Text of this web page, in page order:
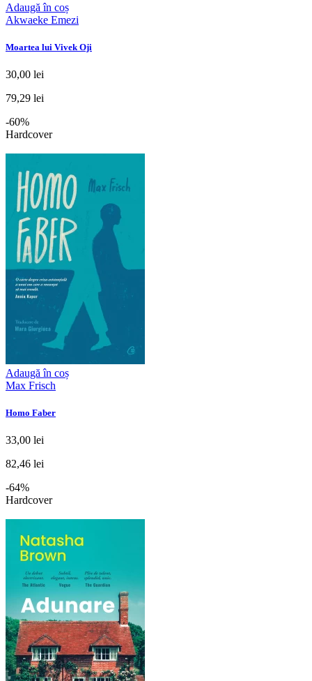
Adaugă în coș
Akwaeke Emezi
Moartea lui Vivek Oji
30,00 lei
79,29 lei
-60%
Hardcover
Adaugă în coș
Max Frisch
Homo Faber
33,00 lei
82,46 lei
-64%
Hardcover